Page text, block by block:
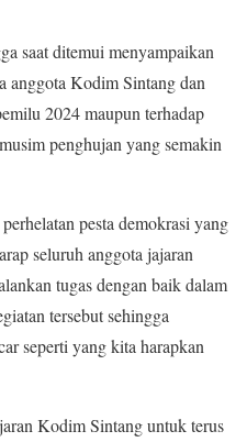
saat ditemui menyampaikan
anggota Kodim Sintang dan
2024 maupun terhadap
penghujan yang semakin
pesta demokrasi yang
seluruh anggota jajaran
tugas dengan baik dalam
tersebut sehingga
seperti yang kita harapkan
Kodim Sintang untuk terus